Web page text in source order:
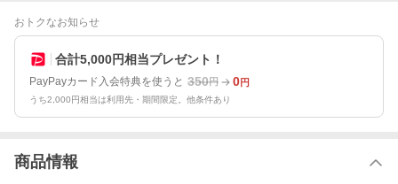
おトクなお知らせ
合計5,000円相当プレゼント！
PayPayカード入会特典を使うと 350円 0円
うち2,000円相当は利用先・期間限定。他条件あり
商品情報